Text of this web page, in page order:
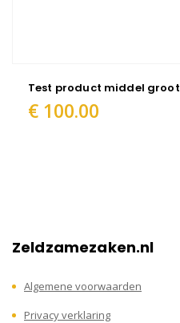
Test product middel groot
€ 100.00
Zeldzamezaken.nl
Algemene voorwaarden
Privacy verklaring